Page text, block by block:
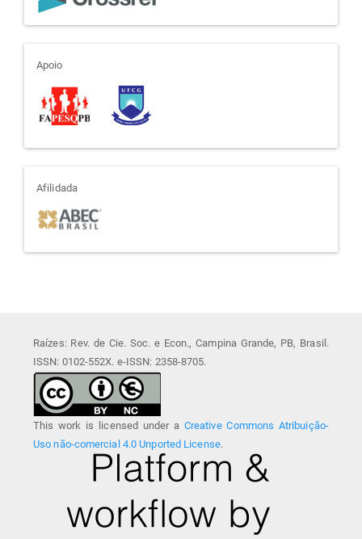
apoio
Apoio
afiliada
Afilidada
Raízes: Rev. de Cie. Soc. e Econ., Campina Grande, PB, Brasil.
ISSN: 0102-552X. e-ISSN: 2358-8705.
This work is licensed under a Creative Commons Atribuição-
Uso não-comercial 4.0 Unported License.